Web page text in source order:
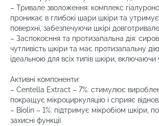
– Тривале зволоження: комплекс
проникає в глибокі шари шкіри та
поверхні, забезпечуючи шкірі
– Заспокоєння та протизапальна дія:
чутливість шкіри та має протизапальну
ідеальною для всіх типів шкіри, включаючи
Активні компоненти:
– Centella Extract – 7%: стимулює
покращує мікроциркуляцію і сприяє
– Biolin – 1%: підтримує мікробіом шкіри,
захисні функції.